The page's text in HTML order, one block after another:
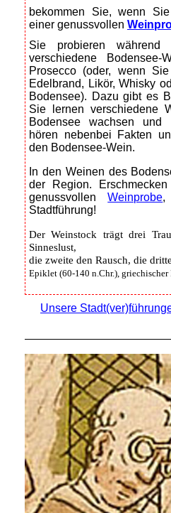
bekommen Sie, wenn Sie
einer genussvollen
Sie probieren während
verschiedene Bodensee-
Prosecco (oder, wenn
Edelbrand, Likör, Whisky
Bodensee). Dazu gibt es
Sie lernen verschiedene
Bodensee wachsen und
hören nebenbei Fakten
den Bodensee-Wein.
In den Weinen des
der Region.
genussvollenWeinprobe,
Stadtführung!
Der Weinstock trägt drei
Sinneslust,
die zweite den Rausch, die
Epiklet (60-140 n.Chr.), griechischer
Unsere